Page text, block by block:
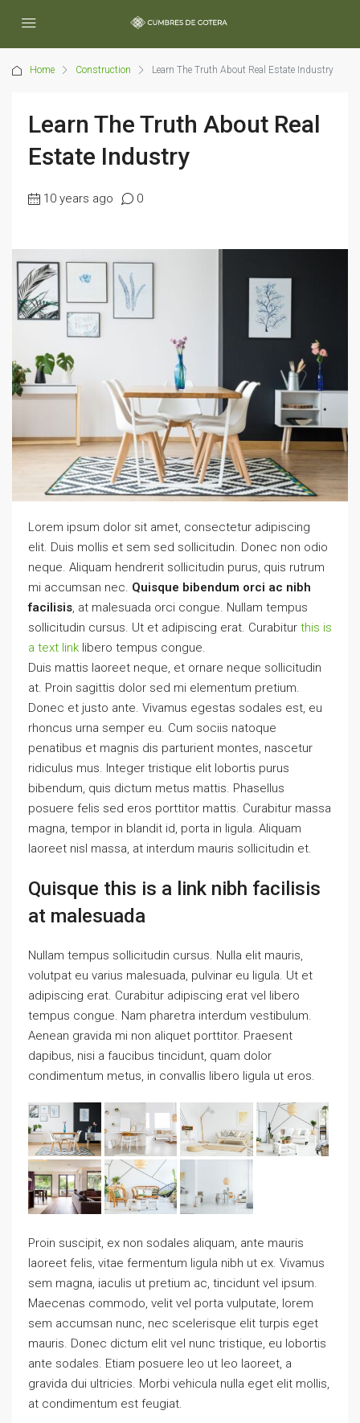
Home Construction Learn The Truth About Real Estate Industry
Learn The Truth About Real
Estate Industry
10 years ago 0
Lorem ipsum dolor sit amet, consectetur adipiscing
elit. Duis mollis et sem sed sollicitudin. Donec non odio
neque. Aliquam hendrerit sollicitudin purus, quis rutrum
mi accumsan nec. Quisque bibendum orci ac nibh
facilisis , at malesuada orci congue. Nullam tempus
sollicitudin cursus. Ut et adipiscing erat. Curabitur this is
a text link libero tempus congue.
Duis mattis laoreet neque, et ornare neque sollicitudin
at. Proin sagittis dolor sed mi elementum pretium.
Donec et justo ante. Vivamus egestas sodales est, eu
rhoncus urna semper eu. Cum sociis natoque
penatibus et magnis dis parturient montes, nascetur
ridiculus mus. Integer tristique elit lobortis purus
bibendum, quis dictum metus mattis. Phasellus
posuere felis sed eros porttitor mattis. Curabitur massa
magna, tempor in blandit id, porta in ligula. Aliquam
laoreet nisl massa, at interdum mauris sollicitudin et.
Quisque this is a link nibh facilisis
at malesuada
Nullam tempus sollicitudin cursus. Nulla elit mauris,
volutpat eu varius malesuada, pulvinar eu ligula. Ut et
adipiscing erat. Curabitur adipiscing erat vel libero
tempus congue. Nam pharetra interdum vestibulum.
Aenean gravida mi non aliquet porttitor. Praesent
dapibus, nisi a faucibus tincidunt, quam dolor
condimentum metus, in convallis libero ligula ut eros.
Proin suscipit, ex non sodales aliquam, ante mauris
laoreet felis, vitae fermentum ligula nibh ut ex. Vivamus
sem magna, iaculis ut pretium ac, tincidunt vel ipsum.
Maecenas commodo, velit vel porta vulputate, lorem
sem accumsan nunc, nec scelerisque elit turpis eget
mauris. Donec dictum elit vel nunc tristique, eu lobortis
ante sodales. Etiam posuere leo ut leo laoreet, a
gravida dui ultricies. Morbi vehicula nulla eget elit mollis,
at condimentum est feugiat.